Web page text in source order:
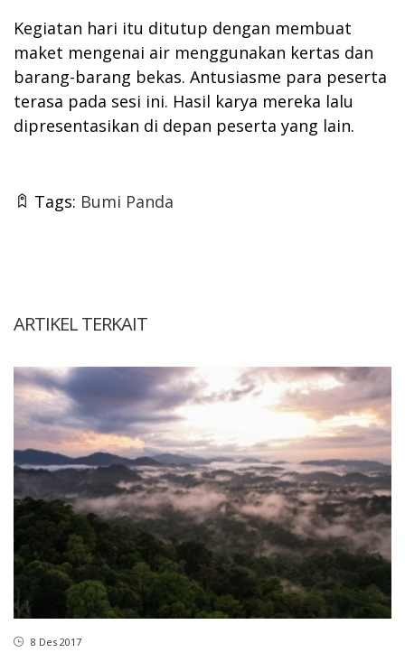
Kegiatan hari itu ditutup dengan membuat
maket mengenai air menggunakan kertas dan
barang-barang bekas. Antusiasme para peserta
terasa pada sesi ini. Hasil karya mereka lalu
dipresentasikan di depan peserta yang lain.
Tags: Bumi Panda
ARTIKEL TERKAIT
8 Des 2017